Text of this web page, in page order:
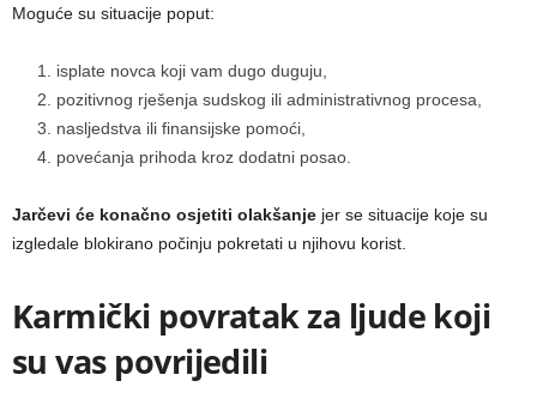
Moguće su situacije poput:
isplate novca koji vam dugo duguju,
pozitivnog rješenja sudskog ili administrativnog procesa,
nasljedstva ili finansijske pomoći,
povećanja prihoda kroz dodatni posao.
Jarčevi će konačno osjetiti olakšanje jer se situacije koje su
izgledale blokirano počinju pokretati u njihovu korist.
Karmički povratak za ljude koji
su vas povrijedili